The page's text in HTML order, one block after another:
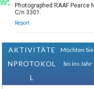
Photographed RAAF Pearce
C/n 3301.
Report
AKTIVITÄTE
NPROTOKOL
L
Möchten
bis ins